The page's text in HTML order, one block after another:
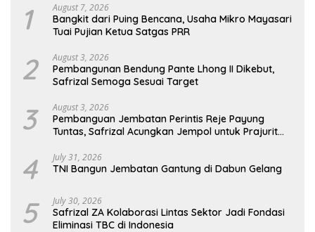
1 August 7, 2026
Bangkit dari Puing Bencana, Usaha Mikro Mayasari
Tuai Pujian Ketua Satgas PRR
2 August 3, 2026
Pembangunan Bendung Pante Lhong II Dikebut,
Safrizal Semoga Sesuai Target
3 August 3, 2026
Pembanguan Jembatan Perintis Reje Payung
Tuntas, Safrizal Acungkan Jempol untuk Prajurit
4 July 31, 2026
TNI Bangun Jembatan Gantung di Dabun Gelang
5 July 30, 2026
Safrizal ZA Kolaborasi Lintas Sektor Jadi Fondasi
Eliminasi TBC di Indonesia